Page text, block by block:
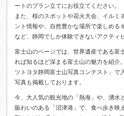
ートのプラン立てにお役立てください。
また、桜のスポットや花火大会、イルミ
ント情報や、自然豊かな場所で楽しめる
など、静岡でしか体験できないアクティ
富士山のページでは、世界遺産である富
れば知るほど深まる富士山の魅力を紹介
ツトヨタ静岡富士山写真コンテスト」で
写真も掲載しております。
今、大人気の観光地の「熱海」や、湧水
賑わいのある「沼津港」で、食べ歩き映